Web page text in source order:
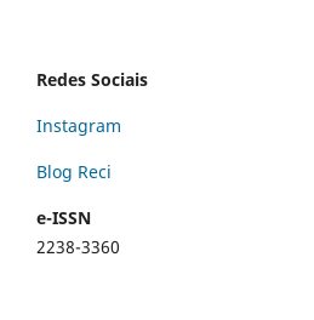
Redes Sociais
Instagram
Blog Reci
e-ISSN
2238-3360